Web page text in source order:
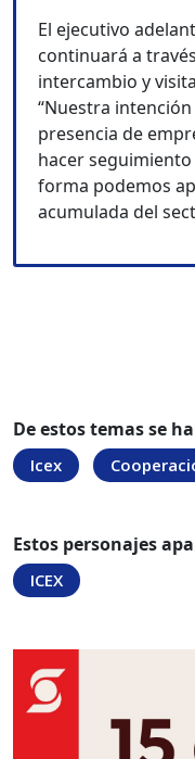
El ejecutivo
continuará a
intercambio y
“Nuestra
presencia de
hacer
forma podemos
acumulada del
De estos temas se
Icex
Estos personajes
ICEX